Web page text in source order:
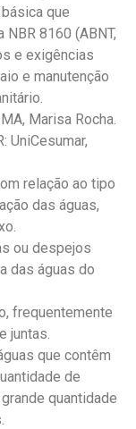
que
8160 (ABNT,
e exigências
e manutenção
Marisa Rocha.
UniCesumar,
relação ao tipo
das águas,
ou despejos
das águas do
frequentemente
juntas.
que contêm
de
quantidade